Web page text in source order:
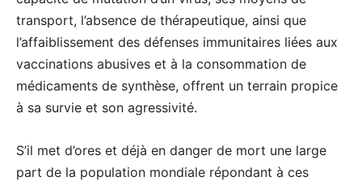
transport, l’absence de thérapeutique, ainsi que
l’affaiblissement des défenses immunitaires liées aux
vaccinations abusives et à la consommation de
médicaments de synthèse, offrent un terrain propice
à sa survie et son agressivité.
S’il met d’ores et déjà en danger de mort une large
part de la population mondiale répondant à ces